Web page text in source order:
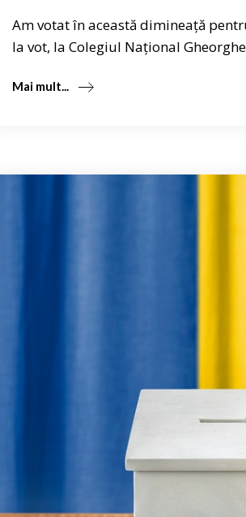
Am votat în această dimineață
la vot, la Colegiul Național
Mai mult...